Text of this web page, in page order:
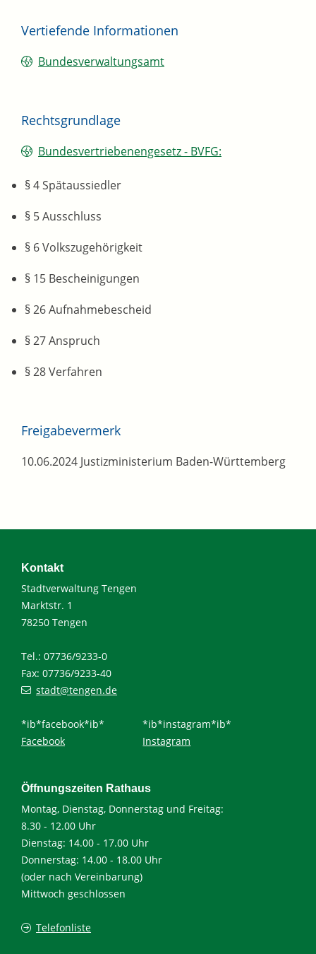
Vertiefende Informationen
Bundesverwaltungsamt
Rechtsgrundlage
Bundesvertriebenengesetz - BVFG:
§ 4 Spätaussiedler
§ 5 Ausschluss
§ 6 Volkszugehörigkeit
§ 15 Bescheinigungen
§ 26 Aufnahmebescheid
§ 27 Anspruch
§ 28 Verfahren
Freigabevermerk
10.06.2024 Justizministerium Baden-Württemberg
Kontakt
Stadtverwaltung Tengen
Marktstr. 1
78250 Tengen
Tel.: 07736/9233-0
Fax: 07736/9233-40
stadt@tengen.de
*ib*facebook*ib*
Facebook
*ib*instagram*ib*
Instagram
Öffnungszeiten Rathaus
Montag, Dienstag, Donnerstag und Freitag:
8.30 - 12.00 Uhr
Dienstag: 14.00 - 17.00 Uhr
Donnerstag: 14.00 - 18.00 Uhr
(oder nach Vereinbarung)
Mittwoch geschlossen
Telefonliste